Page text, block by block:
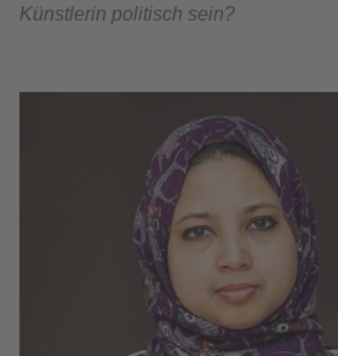
Künstlerin politisch sein?